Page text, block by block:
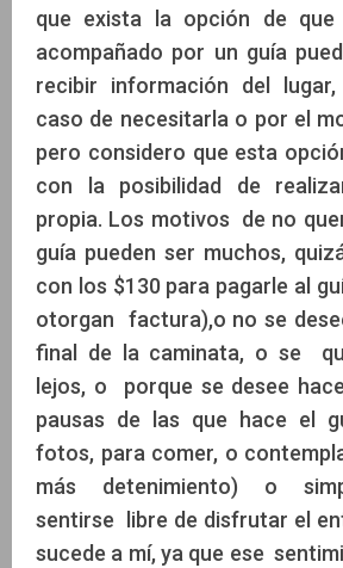
que exista la opción de que
acompañado por un guía
recibir información del
caso de necesitarla o por el
pero considero que esta
con la posibilidad de
propia. Los motivos de no
guía pueden ser muchos,
con los $130 para pagarle al
otorgan factura),o no se
final de la caminata, o se
lejos, o porque se desee
pausas de las que hace el
fotos, para comer, o
más detenimiento) o
sentirse libre de disfrutar el
sucede a mí, ya que ese